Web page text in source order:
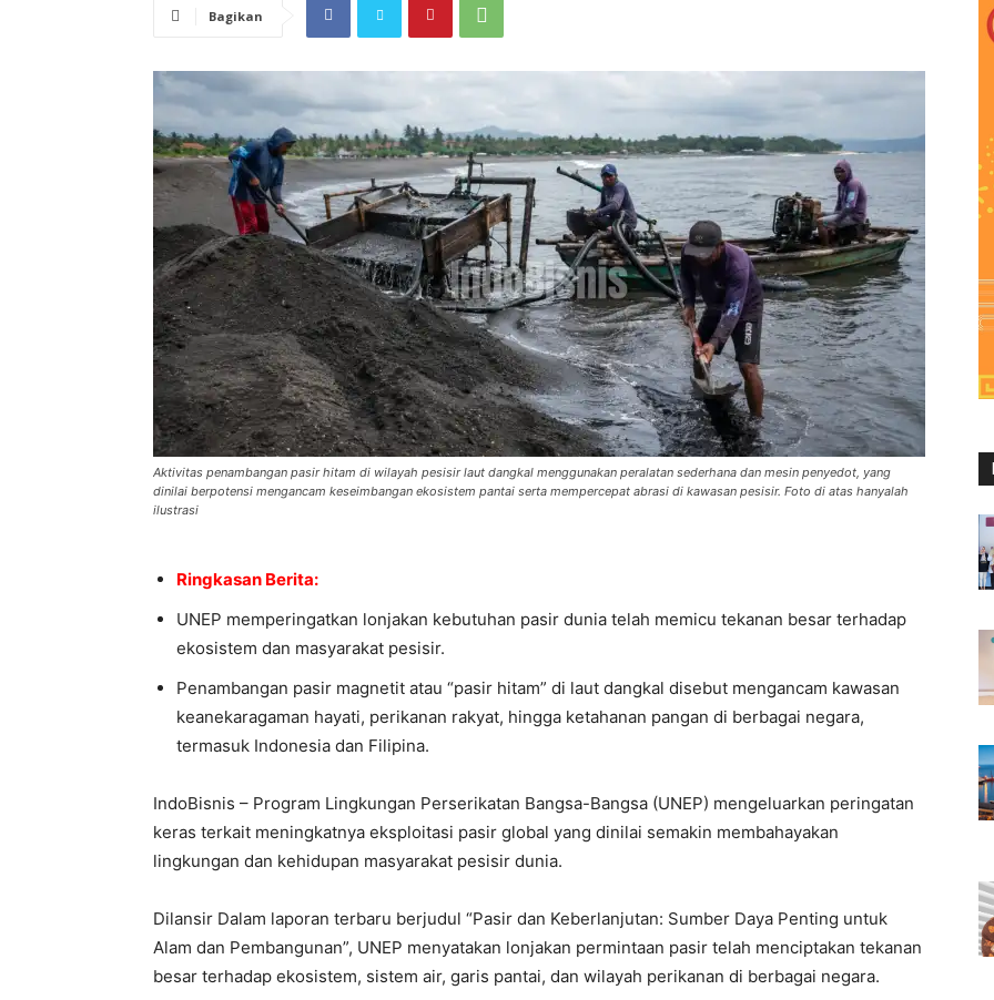
Bagikan
Aktivitas penambangan pasir hitam di wilayah pesisir laut dangkal menggunakan peralatan sederhana dan mesin penyedot, yang
dinilai berpotensi mengancam keseimbangan ekosistem pantai serta mempercepat abrasi di kawasan pesisir. Foto di atas hanyalah
ilustrasi
Ringkasan Berita:
UNEP memperingatkan lonjakan kebutuhan pasir dunia telah memicu tekanan besar terhadap
ekosistem dan masyarakat pesisir.
Penambangan pasir magnetit atau “pasir hitam” di laut dangkal disebut mengancam kawasan
keanekaragaman hayati, perikanan rakyat, hingga ketahanan pangan di berbagai negara,
termasuk Indonesia dan Filipina.
IndoBisnis – Program Lingkungan Perserikatan Bangsa-Bangsa (UNEP) mengeluarkan peringatan
keras terkait meningkatnya eksploitasi pasir global yang dinilai semakin membahayakan
lingkungan dan kehidupan masyarakat pesisir dunia.
Dilansir Dalam laporan terbaru berjudul “Pasir dan Keberlanjutan: Sumber Daya Penting untuk
Alam dan Pembangunan”, UNEP menyatakan lonjakan permintaan pasir telah menciptakan tekanan
besar terhadap ekosistem, sistem air, garis pantai, dan wilayah perikanan di berbagai negara.